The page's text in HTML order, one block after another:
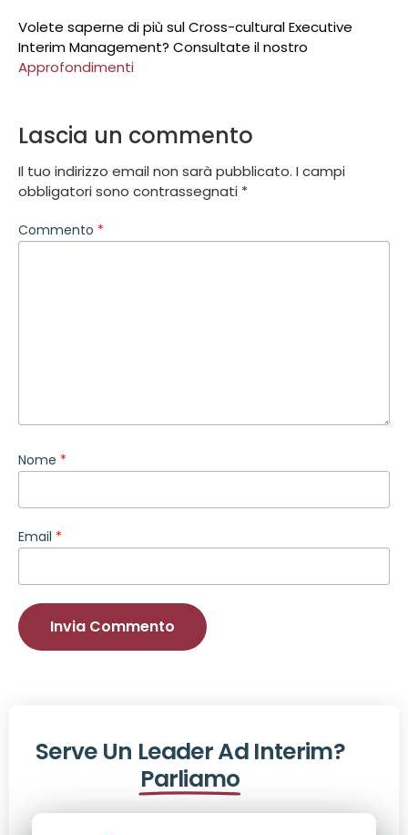
Volete saperne di più sul Cross-cultural Executive
Interim Management? Consultate il nostro
Approfondimenti
Lascia un commento
Il tuo indirizzo email non sarà pubblicato. I campi
obbligatori sono contrassegnati *
Commento *
Nome *
Email *
Serve Un Leader Ad Interim?
Parliamo